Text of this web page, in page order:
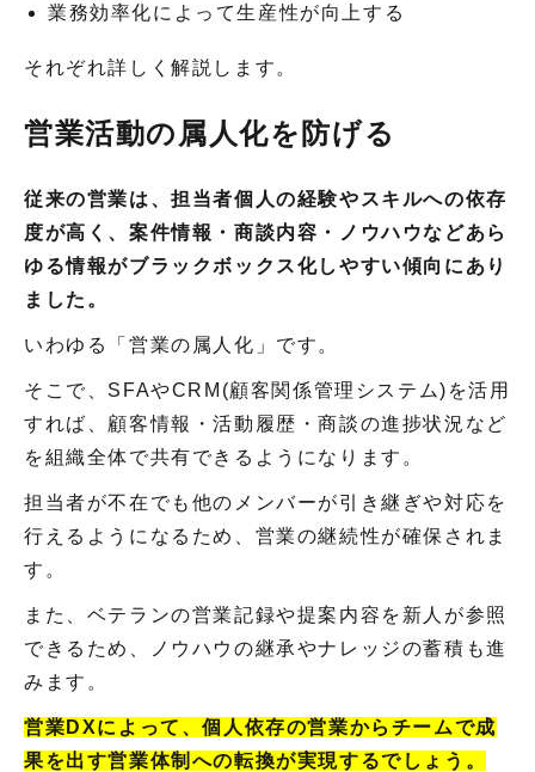
業務効率化によって生産性が向上する
それぞれ詳しく解説します。
営業活動の属人化を防げる
従来の営業は、担当者個人の経験やスキルへの依存
度が高く、案件情報・商談内容・ノウハウなどあら
ゆる情報がブラックボックス化しやすい傾向にあり
ました。
いわゆる「営業の属人化」です。
そこで、SFAやCRM(顧客関係管理システム)を活用
すれば、顧客情報・活動履歴・商談の進捗状況など
を組織全体で共有できるようになります。
担当者が不在でも他のメンバーが引き継ぎや対応を
行えるようになるため、営業の継続性が確保されま
す。
また、ベテランの営業記録や提案内容を新人が参照
できるため、ノウハウの継承やナレッジの蓄積も進
みます。
営業DXによって、個人依存の営業からチームで成
果を出す営業体制への転換が実現するでしょう。